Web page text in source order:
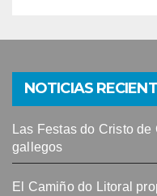
NOTICIAS
Las Festas do Cristo
gallegos
El Camiño do Litoral